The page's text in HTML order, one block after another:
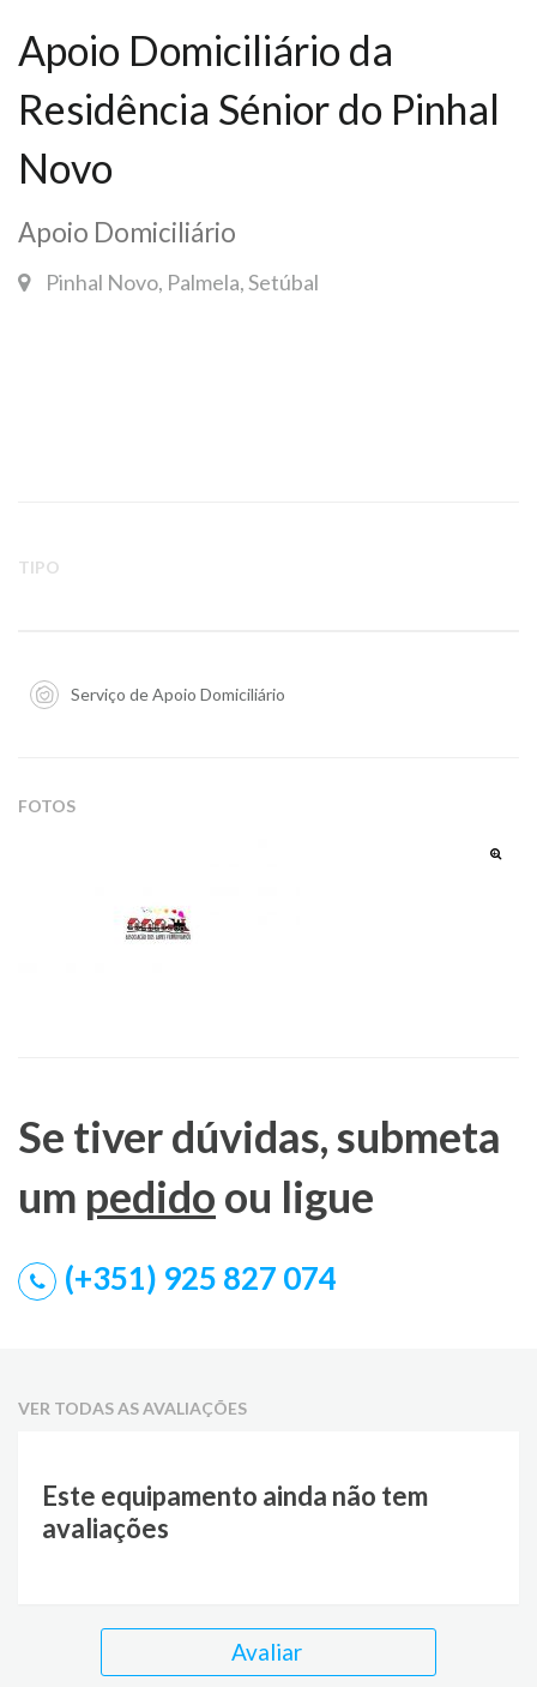
Apoio Domiciliário da
Residência Sénior do Pinhal
Novo
Apoio Domiciliário
Pinhal Novo, Palmela, Setúbal
TIPO
Serviço de Apoio Domiciliário
FOTOS
Se tiver dúvidas, submeta
um pedido ou ligue
(+351) 925 827 074
VER TODAS AS AVALIAÇÕES
Este equipamento ainda não tem
avaliações
Avaliar